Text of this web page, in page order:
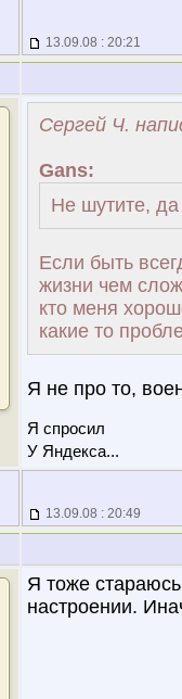
13.09.08 : 20:21
Сергей Ч.
Gans:
Не шутите,
Если быть
жизни чем
кто меня
какие то
Я не про то,
Я спросил
У Яндекса...
13.09.08 : 20:49
Я тоже
настроении.